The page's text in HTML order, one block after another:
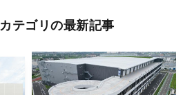
カテゴリの最新記事